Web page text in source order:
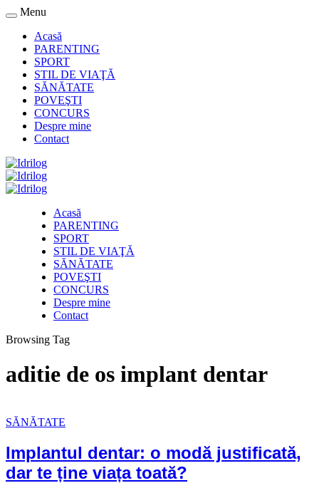
Menu
Acasă
PARENTING
SPORT
STIL DE VIAŢĂ
SĂNĂTATE
POVEŞTI
CONCURS
Despre mine
Contact
Acasă
PARENTING
SPORT
STIL DE VIAŢĂ
SĂNĂTATE
POVEŞTI
CONCURS
Despre mine
Contact
Browsing Tag
aditie de os implant dentar
SĂNĂTATE
Implantul dentar: o modă justificată,
dar te ține viața toată?